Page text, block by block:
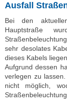
Ausfall
Bei den
Hauptstraße
sehr desolates
dieses Kabels
Aufgrund dessen
verlegen zu
nicht möglich,